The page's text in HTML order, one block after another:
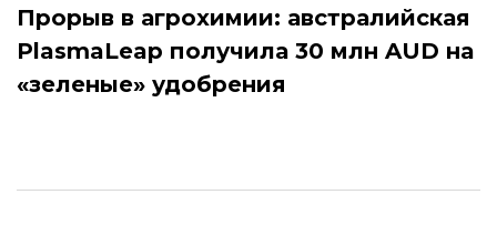
Прорыв в агрохимии: австралийская
PlasmaLeap получила 30 млн AUD на
«зеленые» удобрения